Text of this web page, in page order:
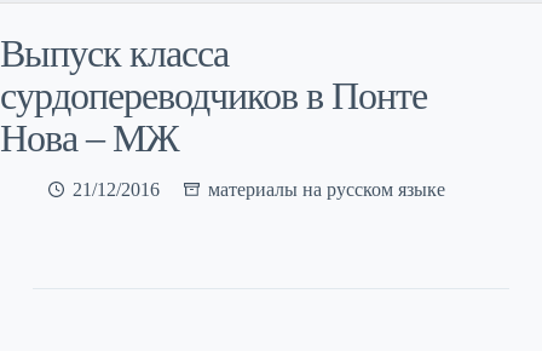
Выпуск класса
сурдопереводчиков в Понте
Нова – МЖ
21/12/2016 материалы на русском языке